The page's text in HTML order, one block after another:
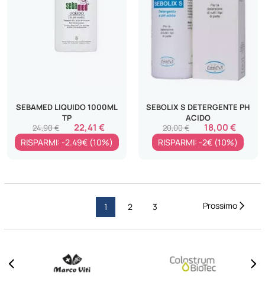
SEBAMED LIQUIDO 1000ML
TP
22,41 €
24,90 €
RISPARMI: -2.49€ (10%)
SEBOLIX S DETERGENTE PH
ACIDO
18,00 €
20,00 €
RISPARMI: -2€ (10%)
Attualmente
stai
la
1 Pagina
2 Pagina
3